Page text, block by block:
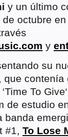
y un último
octubre en
y
su
, que contenía
Time To Give
de estudio
banda
#1, To Lose